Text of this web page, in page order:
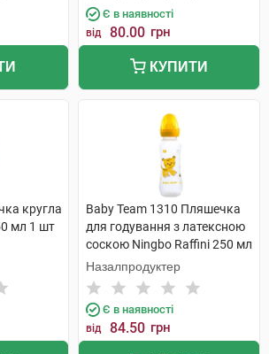
Є в наявності
від 80.00 грн
КУПИТИ
кругла
мл 1 шт
Baby Team 1310 Пляшечка
для годування з латексною
соскою Ningbo Raffini 250 мл
1 шт
Назалпродуктер
Є в наявності
від 84.50 грн